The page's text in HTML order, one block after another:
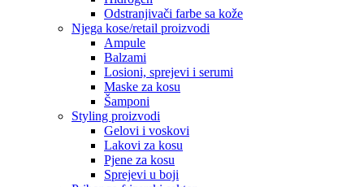
Odstranjivači farbe sa kože
Njega kose/retail proizvodi
Ampule
Balzami
Losioni, sprejevi i serumi
Maske za kosu
Šamponi
Styling proizvodi
Gelovi i voskovi
Lakovi za kosu
Pjene za kosu
Sprejevi u boji